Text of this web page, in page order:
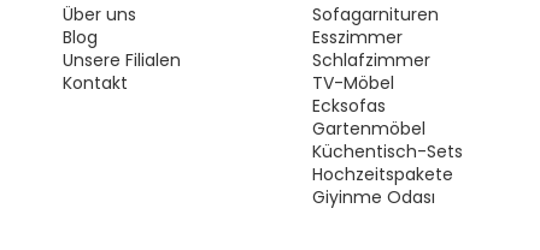
Über uns
Blog
Unsere Filialen
Kontakt
Sofagarnituren
Esszimmer
Schlafzimmer
TV-Möbel
Ecksofas
Gartenmöbel
Küchentisch-Sets
Hochzeitspakete
Giyinme Odası